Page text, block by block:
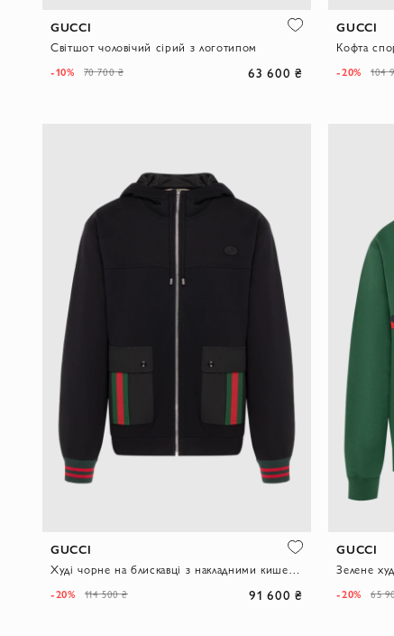
GUCCI
Світшот чоловічий сірий з логотипом
-10% 70 700 ₴ 63 600 ₴
GUCCI
-20% 104
GUCCI
-20% 114 500 ₴ 91 600 ₴
GUCCI
Зелене
-20% 65